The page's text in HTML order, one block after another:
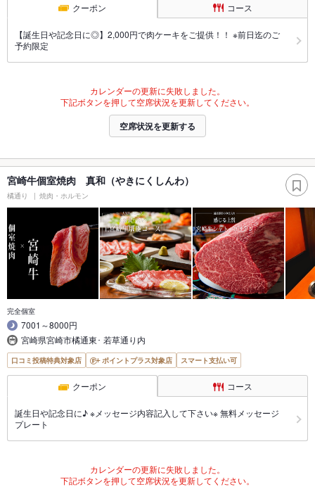
クーポン コース
【誕生日や記念日に◎】2,000円で肉ケーキをご提供！！ ※前日迄のご
予約限定
カレンダーの更新に失敗しました。
下記ボタンを押して空席状況を更新してください。
空席状況を更新する
宮崎牛個室焼肉 真和（やきにくしんわ）
橘通り 焼肉・ホルモン
完全個室
7001～8000円
宮崎県宮崎市橘通東･ 若草通り内
口コミ投稿特典対象店 ポイントプラス対象店 スマート支払い可
クーポン コース
誕生日や記念日に♪ ※メッセージ内容記入して下さい※ 無料メッセージ
プレート
カレンダーの更新に失敗しました。
下記ボタンを押して空席状況を更新してください。